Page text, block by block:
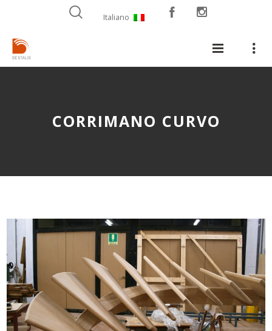
Italiano
CORRIMANO CURVO